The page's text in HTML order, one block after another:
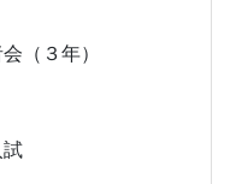
（３年）